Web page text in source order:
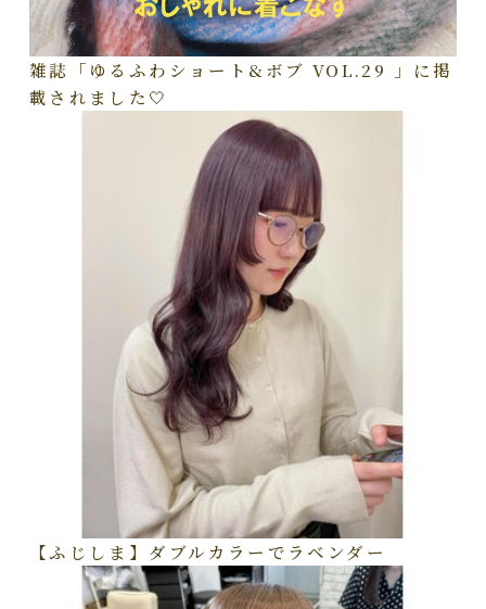
雑誌「ゆるふわショート&ボブ VOL.29 」に掲
載されました🤍
【ふじしま】ダブルカラーでラベンダー